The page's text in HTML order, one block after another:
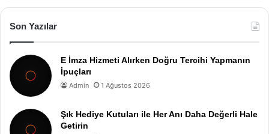
Son Yazılar
E İmza Hizmeti Alırken Doğru Tercihi Yapmanın
İpuçları
Admin 1 Ağustos 2026
Şık Hediye Kutuları ile Her Anı Daha Değerli Hale
Getirin